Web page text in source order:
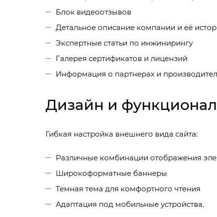
Блок видеоотзывов
Детальное описание компании и её
Экспертные статьи по инжинирингу
Галерея сертификатов и лицензий
Информация о партнерах и
Дизайн и
Гибкая настройка внешнего вида сайта:
Различные комбинации отображения
Широкоформатные баннеры
Темная тема для комфортного чтения
Адаптация под мобильные устройства.